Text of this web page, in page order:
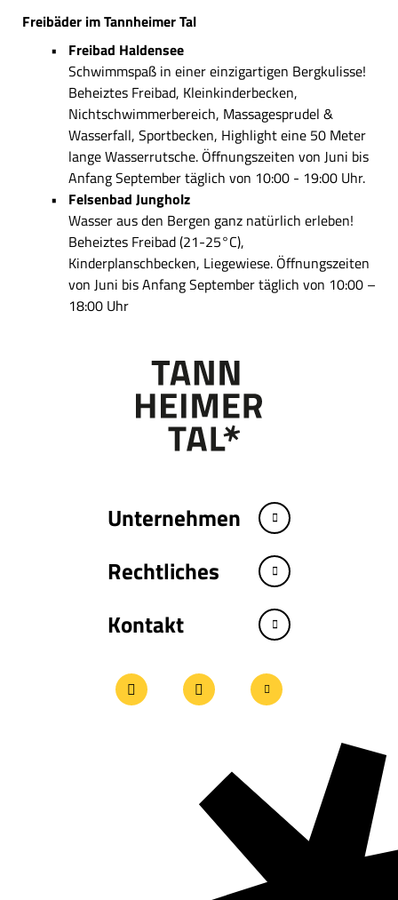
Freibäder im Tannheimer Tal
Freibad Haldensee
Schwimmspaß in einer einzigartigen Bergkulisse!
Beheiztes Freibad, Kleinkinderbecken,
Nichtschwimmerbereich, Massagesprudel &
Wasserfall, Sportbecken, Highlight eine 50 Meter
lange Wasserrutsche. Öffnungszeiten von Juni bis
Anfang September täglich von 10:00 - 19:00 Uhr.
Felsenbad Jungholz
Wasser aus den Bergen ganz natürlich erleben!
Beheiztes Freibad (21-25°C),
Kinderplanschbecken, Liegewiese. Öffnungszeiten
von Juni bis Anfang September täglich von 10:00 –
18:00 Uhr
Unternehmen
Rechtliches
Kontakt